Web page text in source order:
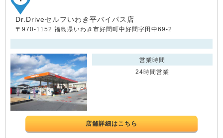
Dr.Driveセルフいわき平バイパス店
〒970-1152 福島県いわき市好間町中好間字田中69-2
営業時間
24時間営業
店舗詳細はこちら